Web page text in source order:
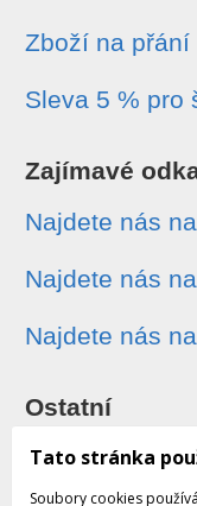
Zboží na přání
Sleva 5 % pro
Zajímavé
Najdete nás
Najdete nás
Najdete nás
Ostatní
Sledování
Tato stránka
Soubory cookies